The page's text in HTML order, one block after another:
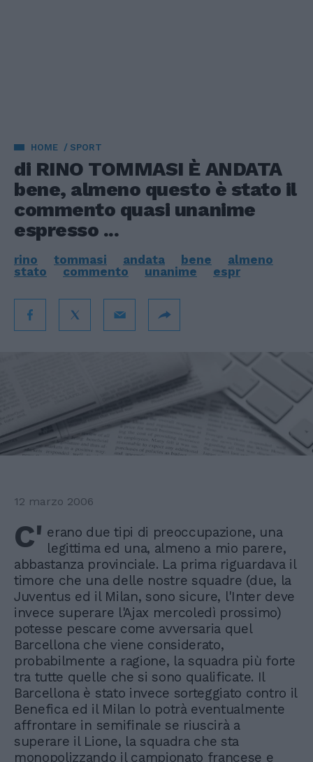
HOME SPORT
di RINO TOMMASI È ANDATA
bene, almeno questo è stato il
commento quasi unanime
espresso ...
rino tommasi andata bene
almeno
stato
commento unanime espr
12 marzo 2006
C' erano due tipi di preoccupazione, una
legittima ed una, almeno a mio parere,
abbastanza provinciale. La prima riguardava il
timore che una delle nostre squadre (due, la
Juventus ed il Milan, sono sicure, l'Inter deve
invece superare l'Ajax mercoledì prossimo)
potesse pescare come avversaria quel
Barcellona che viene considerato,
probabilmente a ragione, la squadra più forte
tra tutte quelle che si sono qualificate. Il
Barcellona è stato invece sorteggiato contro il
Benefica ed il Milan lo potrà eventualmente
affrontare in semifinale se riuscirà a
superare il Lione, la squadra che sta
monopolizzando il campionato francese e